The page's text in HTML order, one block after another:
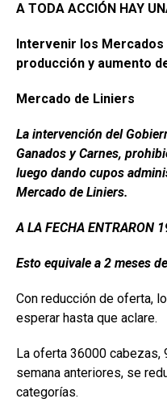
ce
b
o
o
at
s
A
p
p
ke
dI
n
A TODA ACCIÓN HAY
Intervenir los Mercados
producción y aumento
Mercado de Liniers
La intervención del
Ganados y Carnes,
luego dando cupos
Mercado de Liniers.
A LA FECHA ENTRARON
Esto equivale a 2 meses
Con reducción de oferta,
esperar hasta que aclare.
La oferta 36000 cabezas,
semana anteriores, se
categorías.